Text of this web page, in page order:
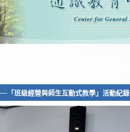
「班級經營與師生互動式教學」活動紀錄